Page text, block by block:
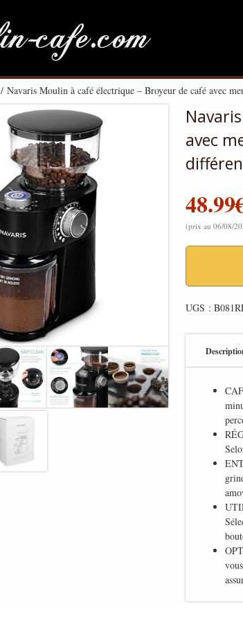
/ Navaris Moulin à café électrique – Broyeur de café avec
avec
48.99
(prix au 06/08/
UGS :